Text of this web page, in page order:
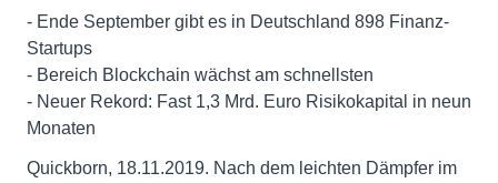
- Ende September gibt es in Deutschland 898 Finanz-
Startups
- Bereich Blockchain wächst am schnellsten
- Neuer Rekord: Fast 1,3 Mrd. Euro Risikokapital in neun
Monaten
Quickborn, 18.11.2019. Nach dem leichten Dämpfer im